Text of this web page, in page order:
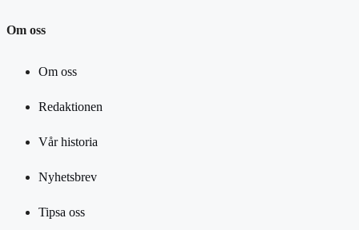
Om oss
Om oss
Redaktionen
Vår historia
Nyhetsbrev
Tipsa oss